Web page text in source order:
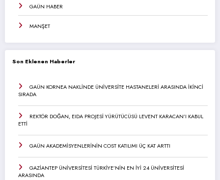
GAÜN HABER
MANŞET
Son Eklenen Haberler
GAÜN KORNEA NAKLİNDE ÜNİVERSİTE HASTANELERİ ARASINDA İKİNCİ
SIRADA
REKTÖR DOĞAN, EIDA PROJESİ YÜRÜTÜCÜSÜ LEVENT KARACAN’I KABUL
ETTİ
GAÜN AKADEMİSYENLERİNİN COST KATILIMI ÜÇ KAT ARTTI
GAZİANTEP ÜNİVERSİTESİ TÜRKİYE’NİN EN İYİ 24 ÜNİVERSİTESİ
ARASINDA